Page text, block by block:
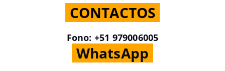
CONTACTOS
Fono: +51 979006005
WhatsApp